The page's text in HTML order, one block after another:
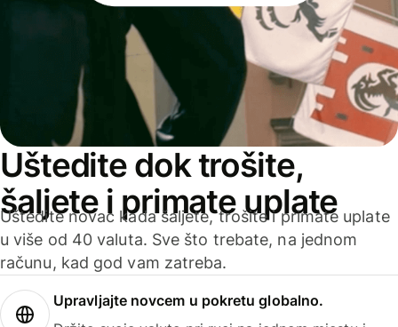
Uštedite dok trošite,
šaljete i primate uplate
Uštedite novac kada šaljete, trošite i primate uplate
u više od 40 valuta. Sve što trebate, na jednom
računu, kad god vam zatreba.
Upravljajte novcem u pokretu globalno.